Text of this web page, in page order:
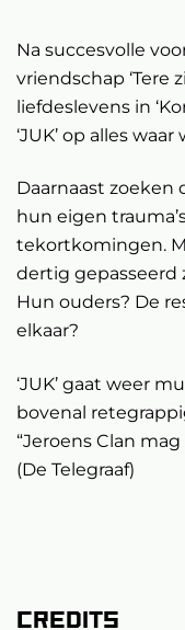
Na succesvolle
vriendschap ‘Tere
liefdeslevens in
‘JUK’ op alles
Daarnaast zoeken
hun eigen
tekortkomingen.
dertig gepasseerd
Hun ouders? De
elkaar?
‘JUK’ gaat weer
bovenal
“Jeroens Clan
(De Telegraaf)
Credits